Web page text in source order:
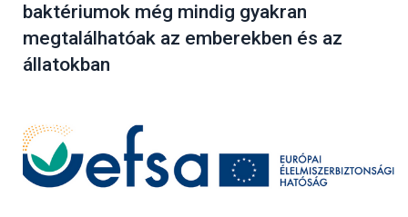
baktériumok még mindig gyakran
megtalálhatóak az emberekben és az
állatokban